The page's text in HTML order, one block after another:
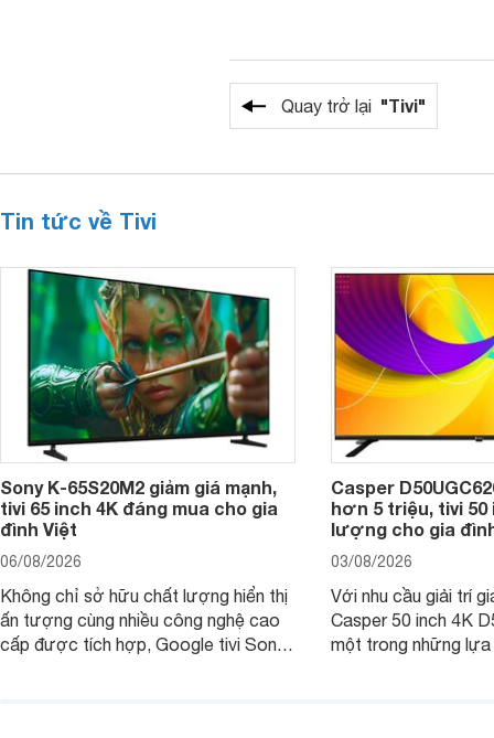
Quay trở lại "Tivi"
Tin tức về Tivi
Sony K-65S20M2 giảm giá mạnh,
tivi 65 inch 4K đáng mua cho gia
đình Việt
06/08/2026
Không chỉ sở hữu chất lượng hiển thị
ấn tượng cùng nhiều công nghệ cao
cấp được tích hợp, Google tivi Sony
Casper
hơn 5 triệu, tivi 50
lượng cho gia
03/08/2026
Với nhu cầu giải trí
Casper 50 inch 4K
một trong những lựa